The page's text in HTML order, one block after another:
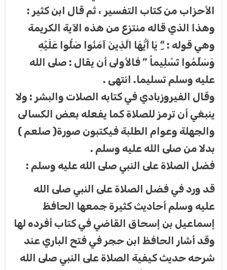
الأحزاب من كتاب التفسير ، ثم قال ابن كثير :
وهذا الذي قاله منتزع من هذه الآية الكريمة
وهي قوله : “ِ يَا أَيُّهَا الَّذِينَ آمَنُوا صَلُّوا عَلَيْهِ
وَسَلِّمُوا تَسْلِيماً ” فالأولى أن يقال : صلى الله
عليه وسلم تسليما. انتهى .
وقال الفيروزبادي في كتابه الصلات والبشر : ولا
ينبغي أن ترمز للصلاة كما يفعله بعض الكسالى
والجهلة وعوام الطلبة فيكتبون صورة( صلعم )
بدلا من صلى الله عليه وسلم .
فضل الصلاة على النبي صلى الله عليه وسلم :
قد ورد في فضل الصلاة على النبي صلى الله
عليه وسلم أحاديث كثيرة جمعها الحافظ
إسماعيل بن إسحاق القاضي في كتاب أفرده لها
وقد أشار الحافظ ابن حجر في فتح الباري عند
شرحه حديث كيفية الصلاة على النبي صلى الله